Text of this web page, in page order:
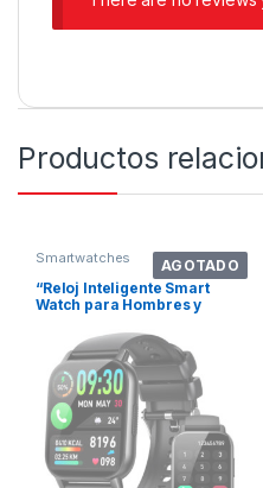
Productos
AGOTADO
Smartwatches
“Reloj Inteligente Smart
Watch para Hombres y